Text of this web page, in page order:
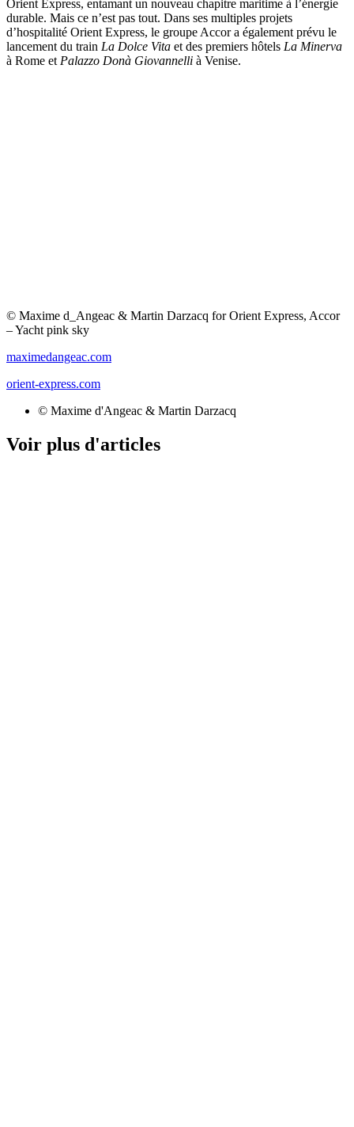
Orient Express, entamant un nouveau chapitre maritime à l’énergie
durable. Mais ce n’est pas tout. Dans ses multiples projets
d’hospitalité Orient Express, le groupe Accor a également prévu le
lancement du train La Dolce Vita et des premiers hôtels La Minerva
à Rome et Palazzo Donà Giovannelli à Venise.
© Maxime d_Angeac & Martin Darzacq for Orient Express, Accor
– Yacht pink sky
maximedangeac.com
orient-express.com
© Maxime d'Angeac & Martin Darzacq
Voir plus d'articles